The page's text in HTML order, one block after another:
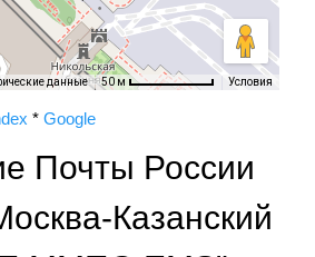
данные 50 м Условия
* Google
Почты России
Казанский